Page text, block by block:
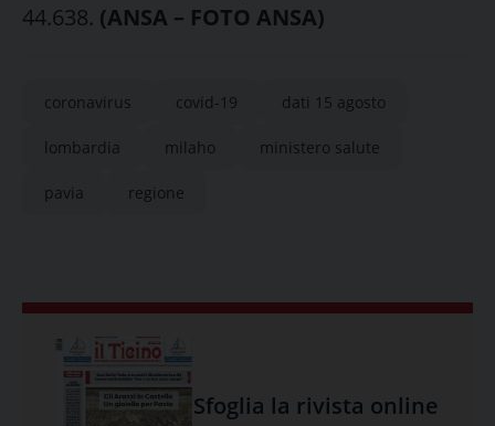
44.638. (ANSA – FOTO ANSA)
coronavirus covid-19 dati 15 agosto
lombardia milaho ministero salute
pavia regione
Sfoglia la rivista online